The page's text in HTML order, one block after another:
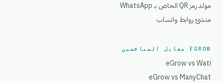
مولد رمز QR الخاص بـ WhatsApp
منشئ روابط واتساب
EGROW مقابل المنافسين
eGrow vs Wati
eGrow vs ManyChat